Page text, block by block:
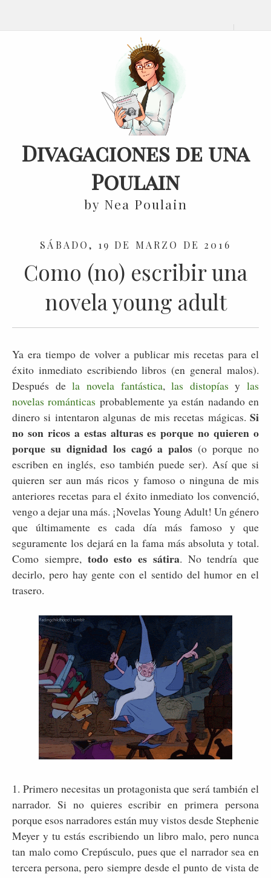
Divagaciones de una
Poulain
by Nea Poulain
SÁBADO, 19 DE MARZO DE 2016
Como (no) escribir una
novela young adult
Ya era tiempo de volver a publicar mis recetas para el
éxito inmediato escribiendo libros (en general malos).
Después dela novela fantástica,las distopías y las
novelas románticas probablemente ya están nadando en
dinero si intentaron algunas de mis recetas mágicas. Si
no son ricos a estas alturas es porque no quieren o
porque su dignidad los cagó a palos (o porque no
escriben en inglés, eso también puede ser). Así que si
quieren ser aun más ricos y famoso o ninguna de mis
anteriores recetas para el éxito inmediato los convenció,
vengo a dejar una más. ¡Novelas Young Adult! Un género
que últimamente es cada día más famoso y que
seguramente los dejará en la fama más absoluta y total.
Como siempre, todo esto es sátira. No tendría que
decirlo, pero hay gente con el sentido del humor en el
trasero.
1. Primero necesitas un protagonista que será también el
narrador. Si no quieres escribir en primera persona
porque esos narradores están muy vistos desde Stephenie
Meyer y tu estás escribiendo un libro malo, pero nunca
tan malo como Crepúsculo, pues que el narrador sea en
tercera persona, pero siempre desde el punto de vista de